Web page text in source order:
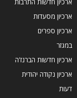
ארכיון מסעדות
ארכיון ספרים
במגזר
ארכיון חדשות הברנז'ה
ארכיון נקודה יהודית
דעות